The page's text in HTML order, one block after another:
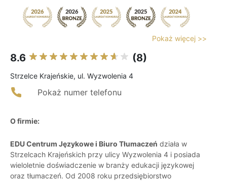
Pokaż więcej >>
8.6 (8)
Strzelce Krajeńskie, ul. Wyzwolenia 4
Pokaż numer telefonu
O firmie:
EDU Centrum Językowe i Biuro Tłumaczeń działa w
Strzelcach Krajeńskich przy ulicy Wyzwolenia 4 i posiada
wieloletnie doświadczenie w branży edukacji językowej
oraz tłumaczeń. Od 2008 roku przedsiębiorstwo